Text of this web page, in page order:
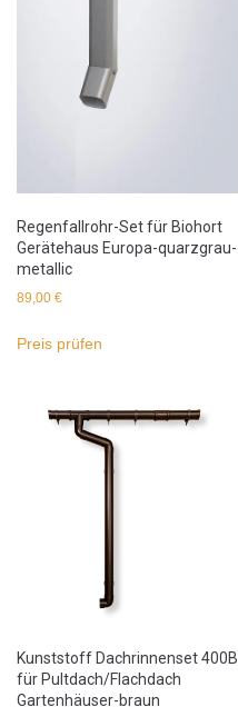
Regenfallrohr-Set für Biohort
Gerätehaus Europa-quarzgrau-
metallic
89,00 €
Preis prüfen
Kunststoff Dachrinnenset 400B
für Pultdach/Flachdach
Gartenhäuser-braun